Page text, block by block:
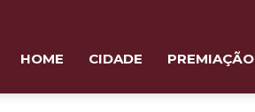
HOME CIDADE PREMIAÇÃO